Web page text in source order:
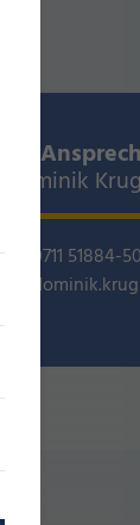
Ihr
Dominik Krug
0711 51884-